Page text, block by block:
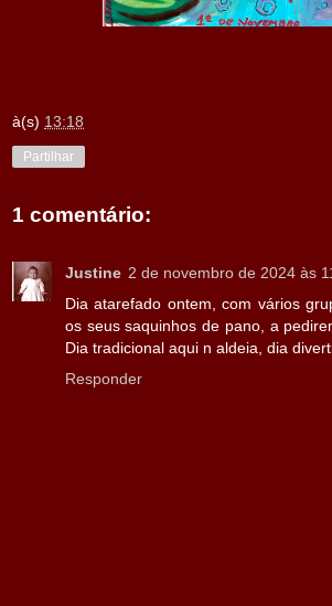
à(s) 13:18
Partilhar
1 comentário:
Justine 2 de novembro de 2024 às
Dia atarefado ontem, com vários
os seus saquinhos de pano, a
Dia tradicional aqui n aldeia, dia
Responder